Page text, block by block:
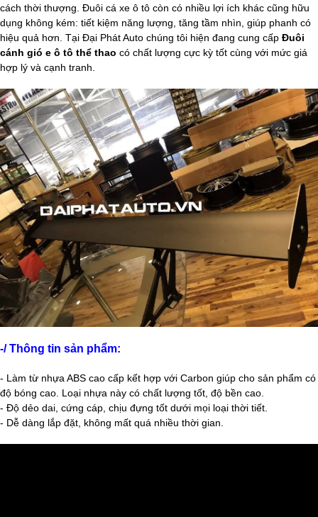
cách thời thượng. Đuôi cá xe ô tô còn có nhiều lợi ích khác cũng hữu
dụng không kém: tiết kiệm năng lượng, tăng tầm nhìn, giúp phanh có
hiệu quả hơn. Tại Đại Phát Auto chúng tôi hiện đang cung cấp Đuôi
cánh gió e ô tô thể thao có chất lượng cực kỳ tốt cùng với mức giá
hợp lý và cạnh tranh.
-/ Thông tin sản phẩm:
- Làm từ nhựa ABS cao cấp kết hợp với Carbon giúp cho sản phẩm có
độ bóng cao. Loại nhựa này có chất lượng tốt, độ bền cao.
- Độ dẻo dai, cứng cáp, chịu đựng tốt dưới mọi loại thời tiết.
- Dễ dàng lắp đặt, không mất quá nhiều thời gian.